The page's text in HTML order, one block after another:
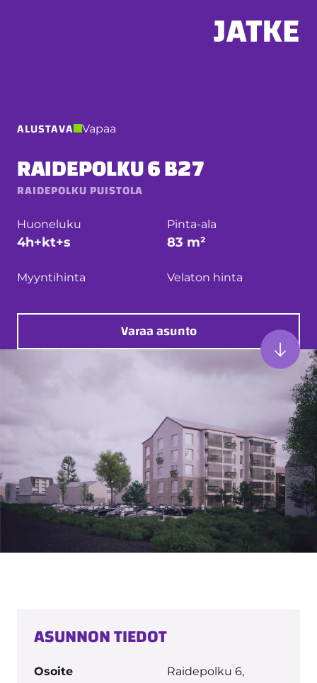
ALUSTAVA Vapaa
RAIDEPOLKU 6 B27
RAIDEPOLKU PUISTOLA
Huoneluku
4h+kt+s
Pinta-ala
83 m²
Myyntihinta Velaton hinta
Varaa asunto
ASUNNON TIEDOT
Osoite
Raidepolku 6,